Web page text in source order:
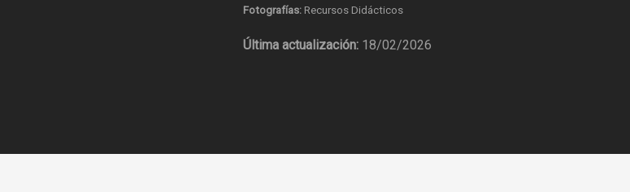
Fotografías: Recursos Didácticos
Última actualización: 18/02/2026